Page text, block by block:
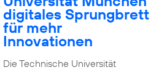
digitales Sprungbrett
für mehr
Innovationen
Die Technische Universität